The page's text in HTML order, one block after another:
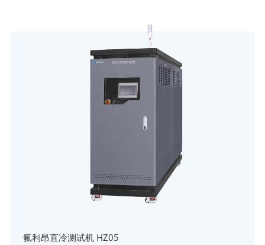
氟利昂直冷测试机 HZ05